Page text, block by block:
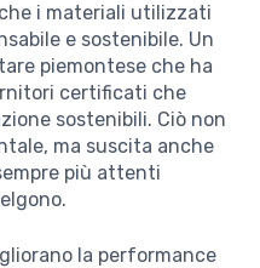
i materiali utilizzati
e sostenibile. Un
piemontese che ha
certificati che
sostenibili. Ciò non
ma suscita anche
più attenti
la performance